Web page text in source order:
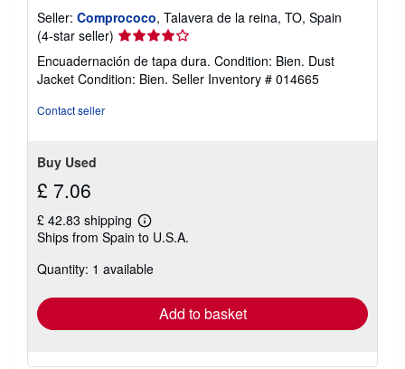
Seller: Comprococo, Talavera de la reina, TO, Spain
(4-star seller) Seller
rating
4
out
Encuadernación de tapa dura. Condition: Bien. Dust
Jacket Condition: Bien. Seller Inventory # 014665
Contact seller
Buy Used
£ 7.06
£ 42.83 shipping
Learn
more
shipping
Ships from Spain to U.S.A.
Quantity: 1 available
Add to basket